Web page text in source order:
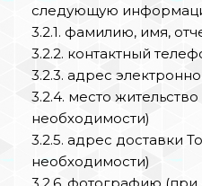
следующую
3.2.1. фамилию, имя,
3.2.2. контактный
3.2.3. адрес
3.2.4. место
необходимости)
3.2.5. адрес доставки
необходимости)
3.2.6. фотографию (при